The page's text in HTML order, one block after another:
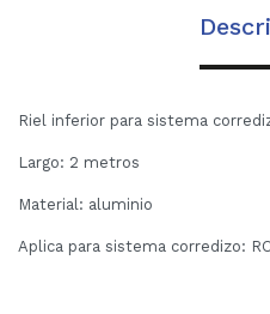
Riel inferior para sistema
Largo: 2 metros
Material: aluminio
Aplica para sistema corredizo: